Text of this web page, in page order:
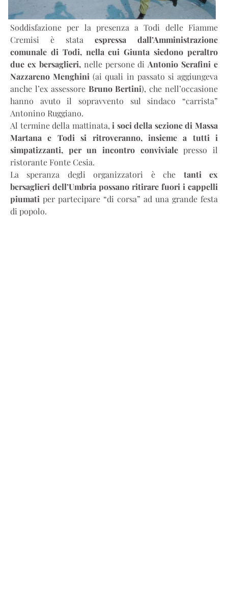
Soddisfazione per la presenza a Todi delle Fiamme
Cremisi è stata espressa dall’Amministrazione
comunale di Todi, nella cui Giunta siedono peraltro
due ex bersaglieri,nelle persone di Antonio Serafini e
Nazzareno Menghini(ai quali in passato si aggiungeva
anche l’ex assessore Bruno Bertini), che nell’occasione
hanno avuto il sopravvento sul sindaco “carrista”
Antonino Ruggiano.
Al termine della mattinata, i soci della sezione di Massa
Martana e Todi si ritroveranno, insieme a tutti i
simpatizzanti, per un incontro convivialepresso il
ristorante Fonte Cesia.
La speranza degli organizzatori è che tanti ex
bersaglieri dell’Umbria possano ritirare fuori i cappelli
piumati per partecipare “di corsa” ad una grande festa
di popolo.